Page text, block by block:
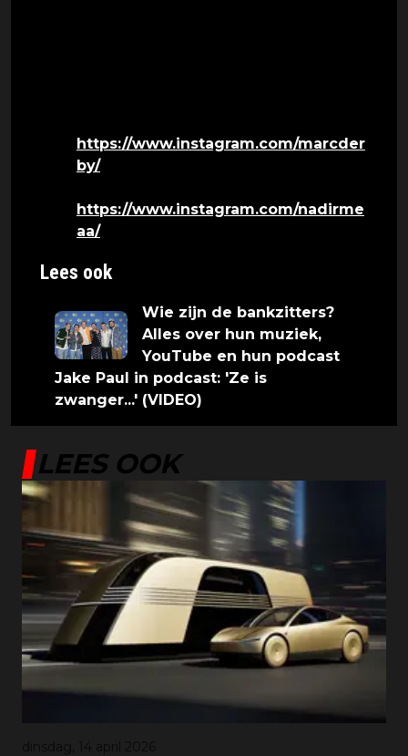
https://www.instagram.com/marcder
by/
https://www.instagram.com/nadirme
aa/
Lees ook
Wie zijn de bankzitters?
Alles over hun muziek,
YouTube en hun podcast
Jake Paul in podcast: 'Ze is
zwanger...' (VIDEO)
LEES OOK